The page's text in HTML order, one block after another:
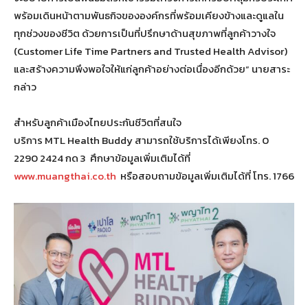
พร้อมเดินหน้าตามพันธกิจขององค์กรที่พร้อมเคียงข้างและดูแลใน
ทุกช่วงของชีวิต ด้วยการเป็นที่ปรึกษาด้านสุขภาพที่ลูกค้าวางใจ
(Customer Life Time Partners and Trusted Health Advisor)
และสร้างความพึงพอใจให้แก่ลูกค้าอย่างต่อเนื่องอีกด้วย” นายสาระ
กล่าว
สำหรับลูกค้าเมืองไทยประกันชีวิตที่สนใจ
บริการ MTL Health Buddy สามารถใช้บริการได้เพียงโทร. 0
2290 2424 กด 3 ศึกษาข้อมูลเพิ่มเติมได้ที่
www.muangthai.co.th หรือสอบถามข้อมูลเพิ่มเติมได้ที่ โทร. 1766